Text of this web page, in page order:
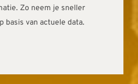
Zo neem je sneller
basis van actuele data.